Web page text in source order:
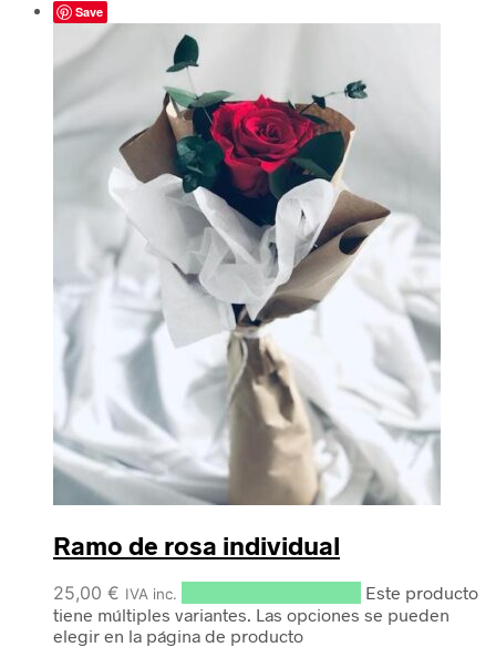
Save
Ramo de rosa individual
25,00 € IVA inc.
Este producto
tiene múltiples variantes. Las opciones se pueden
elegir en la página de producto